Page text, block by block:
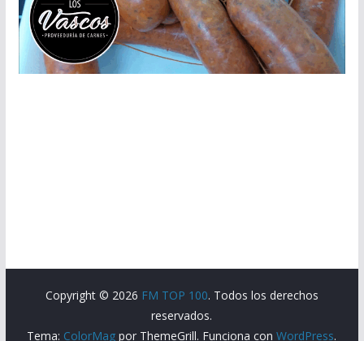
Copyright © 2026 FM TOP 100. Todos los derechos
reservados.
Tema: ColorMag por ThemeGrill. Funciona conWordPress.